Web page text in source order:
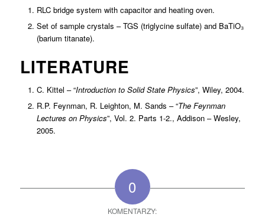
RLC bridge system with capacitor and heating oven.
Set of sample crystals – TGS (triglycine sulfate) and BaTiO₃
(barium titanate).
LITERATURE
C. Kittel – “Introduction to Solid State Physics”, Wiley, 2004.
R.P. Feynman, R. Leighton, M. Sands – “The Feynman
Lectures on Physics”, Vol. 2. Parts 1-2., Addison – Wesley,
2005.
0
KOMENTARZY: